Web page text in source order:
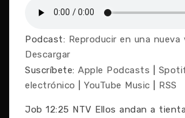
Podcast: Reproducir en una nueva
Descargar
Suscríbete: Apple Podcasts
electrónico
YouTube Music RSS
Job 12:25 NTV Ellos andan a